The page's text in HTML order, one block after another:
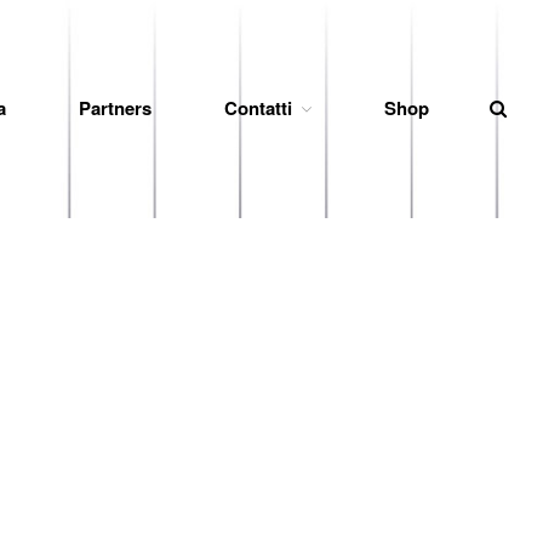
News
Diventa Socio
Partners Contatti Shop